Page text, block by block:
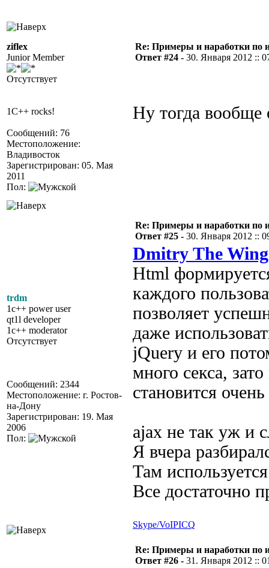
ziflex
Junior Member
Отсутствует
1C++ rocks!
Сообщений: 76
Местоположение:
Владивосток
Зарегистрирован: 05. Мая
2011
Пол:
Re: Примеры и наработки по
Ответ #24 - 30. Января 2012 ::
Ну тогда вообще
trdm
1c++ power user
qt1l developer
1c++ moderator
Отсутствует
Сообщений: 2344
Местоположение: г. Ростов-
на-Дону
Зарегистрирован: 19. Мая
2006
Пол:
Re: Примеры и наработки по
Ответ #25 - 30. Января 2012 ::
Dmitry The
Html
каждого
позволяет
даже
jQuery и его
много секса,
становится
ajax не так уж и
Я вчера
Там
Все достаточно
Skype/VoIPICQ
Re: Примеры и наработки по
Ответ #26 - 31. Января 2012 ::